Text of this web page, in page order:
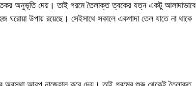
অনুভূতি দেয়। তাই গরমে তৈলাক্ত ত্বকের যত্ন একটু আলাদাভাবে
উপায় রয়েছে। সেইসাথে সকালে একগাদা তেল যাতে না থাকে